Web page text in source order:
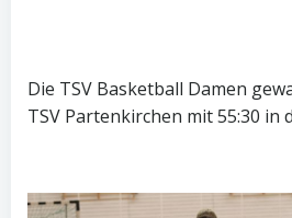
Die TSV Basketball Damen
TSV Partenkirchen mit 55:30 in